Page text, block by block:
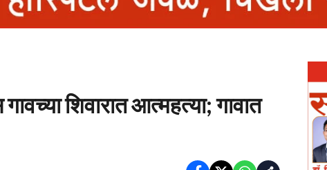
शिवारात आत्महत्या; गावात